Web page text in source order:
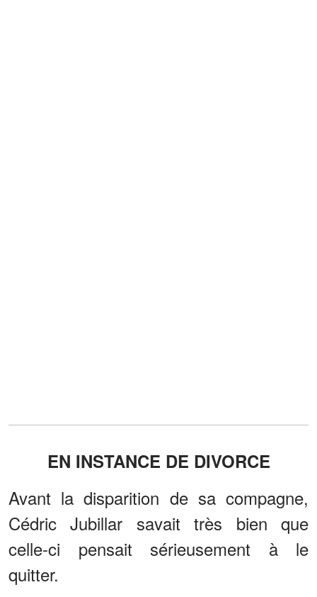
EN INSTANCE DE DIVORCE
Avant la disparition de sa compagne,
Cédric Jubillar savait très bien que
celle-ci pensait sérieusement à le
quitter.